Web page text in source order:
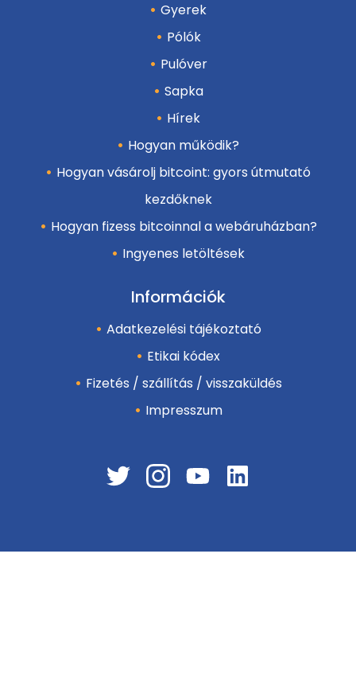
Gyerek
Pólók
Pulóver
Sapka
Hírek
Hogyan működik?
Hogyan vásárolj bitcoint: gyors útmutató
kezdőknek
Hogyan fizess bitcoinnal a webáruházban?
Ingyenes letöltések
Információk
Adatkezelési tájékoztató
Etikai kódex
Fizetés / szállítás / visszaküldés
Impresszum